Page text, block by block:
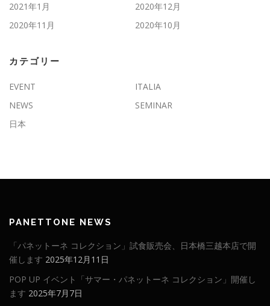
2021年1月
2020年12月
2020年11月
2020年10月
カテゴリー
EVENT
ITALIA
NEWS
SEMINAR
日本
PANETTONE NEWS
「パネットーネ コレクション」試食販売会、日本橋三越本店で開
催します 2025年12月11日
POP UP イベント「サマー・パネットーネ コレクション」開催し
ます 2025年7月7日